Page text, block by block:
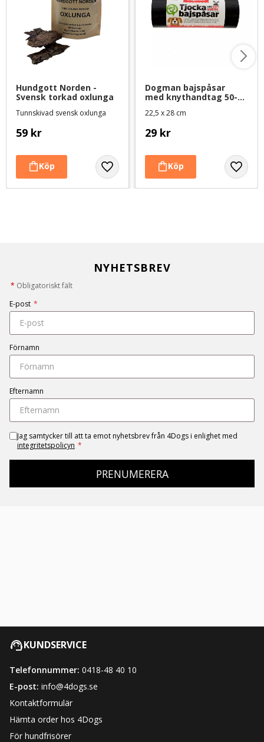
Hundgott Norden -
Svensk torkad oxlunga
Tunnskivad svensk oxlunga
59 kr
Dogman bajspåsar
med knythandtag 50-
22,5 x 28 cm
29 kr
NYHETSBREV
* Obligatoriskt fält
E-post *
Förnamn
Efternamn
Jag samtycker till att ta emot nyhetsbrev från 4Dogs i enlighet med
integritetspolicyn *
PRENUMERERA
KUNDSERVICE
Telefonnummer: 0418-48 40 10
E-post: info@4dogs.se
Kontaktformulär
Hämta order hos 4Dogs
För hundfrisörer